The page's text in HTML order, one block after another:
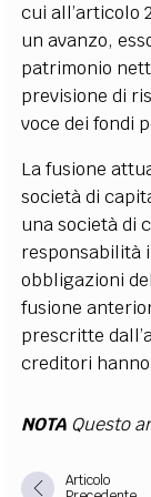
cui all’articolo
un avanzo,
patrimonio
previsione di
voce dei fondi
La fusione
società di
una società di
responsabilità
obbligazioni
fusione
prescritte
creditori
NOTA Questo
Articolo